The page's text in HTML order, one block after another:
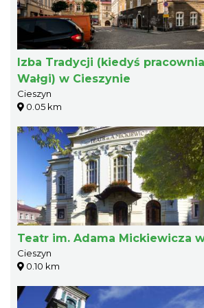
Izba Tradycji (kiedyś
Wałgi) w Cieszynie
Cieszyn
0.05 km
Cieszyn
0.10 km